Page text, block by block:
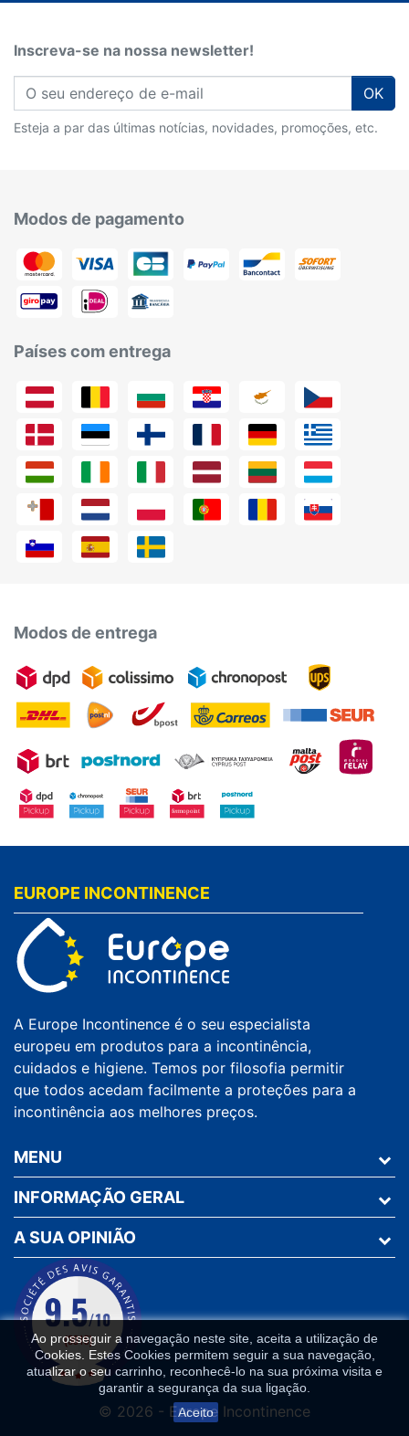
Inscreva-se na nossa newsletter!
OK
Esteja a par das últimas notícias, novidades, promoções, etc.
Modos de pagamento
Países com entrega
Modos de entrega
EUROPE INCONTINENCE
A Europe Incontinence é o seu especialista
europeu em produtos para a incontinência,
cuidados e higiene. Temos por filosofia permitir
que todos acedam facilmente a proteções para a
incontinência aos melhores preços.
MENU
INFORMAÇÃO GERAL
Ao prosseguir a navegação neste site, aceita a utilização de
Cookies. Estes Cookies permitem seguir a sua navegação,
atualizar o seu carrinho, reconhecê-lo na sua próxima visita e
garantir a segurança da sua ligação.
Aceito
A SUA OPINIÃO
© 2026 - Europe Incontinence